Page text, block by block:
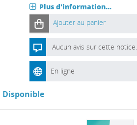
Plus d'information...
Ajouter au panier
Aucun avis sur cette notice.
En ligne
Disponible